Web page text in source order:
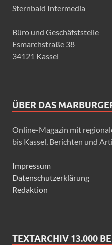
Sternbald Intermedia
Büro und Geschäfststelle
Esmarchstraße 38
34121 Kassel
ÜBER DAS
Online-Magazin mit
bis Kassel, Berichten und
Impressum
Datenschutzerklärung
Redaktion
TEXTARCHIV 13.000